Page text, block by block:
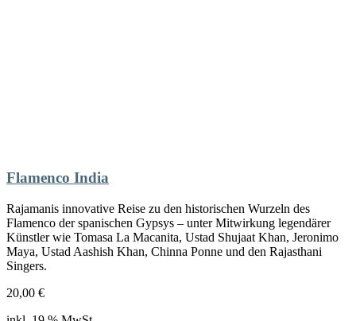
Flamenco India
Rajamanis innovative Reise zu den historischen Wurzeln des
Flamenco der spanischen Gypsys – unter Mitwirkung legendärer
Künstler wie Tomasa La Macanita, Ustad Shujaat Khan, Jeronimo
Maya, Ustad Aashish Khan, Chinna Ponne und den Rajasthani
Singers.
20,00 €